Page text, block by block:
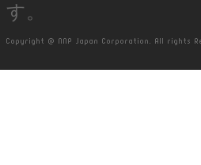
す。